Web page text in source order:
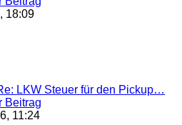
18:09
LKW Steuer für den Pickup…
Beitrag
11:24